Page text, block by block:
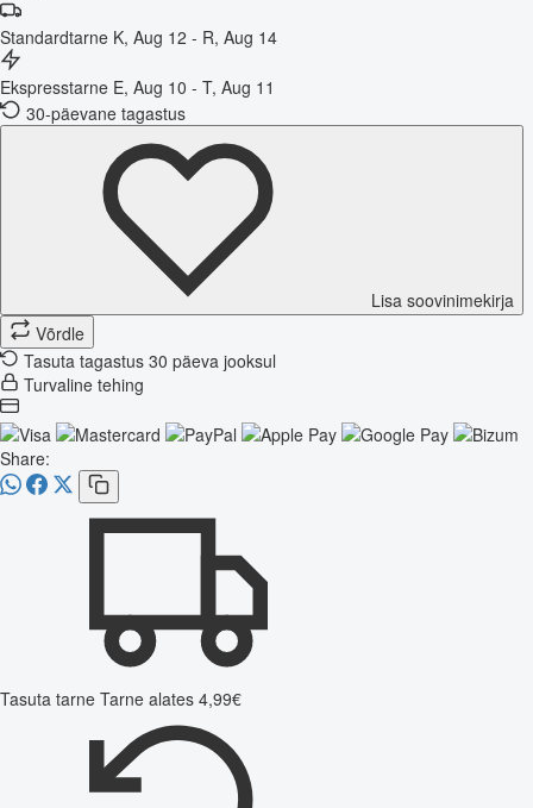
Standardtarne K, Aug 12 - R, Aug 14
Ekspresstarne E, Aug 10 - T, Aug 11
30-päevane tagastus
Lisa soovinimekirja
Võrdle
Tasuta tagastus 30 päeva jooksul
Turvaline tehing
Share:
Tasuta tarne Tarne alates 4,99€